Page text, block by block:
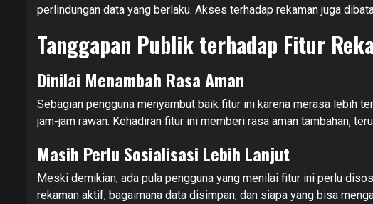
perlindungan data yang berlaku. Akses terhadap rekaman juga
Tanggapan Publik terhadap Fitur
Dinilai Menambah Rasa Aman
Sebagian pengguna menyambut baik fitur ini karena merasa lebih
jam-jam rawan. Kehadiran fitur ini memberi rasa aman tambahan,
Masih Perlu Sosialisasi Lebih Lanjut
Meski demikian, ada pula pengguna yang menilai fitur ini perlu
rekaman aktif, bagaimana data disimpan, dan siapa yang bisa